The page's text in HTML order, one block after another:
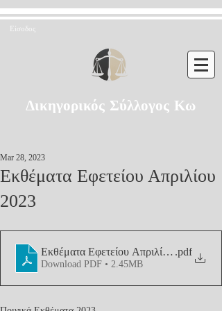
Είσοδος
Δικηγορικός Σύλλογος Κω
Εκθέματα Εφετείου Απριλίου
2023
Mar 28, 2023
Εκθέματα Εφετείου Απριλίου 2023
.pdf
Download PDF • 2.45MB